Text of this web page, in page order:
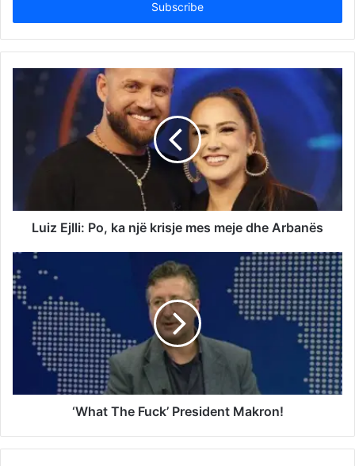
Luiz Ejlli: Po, ka një krisje mes meje dhe Arbanës
‘What The Fuck’ President Makron!